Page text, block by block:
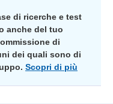
di ricerche e test
anche del tuo
di
dei quali sono di
Scopri di più